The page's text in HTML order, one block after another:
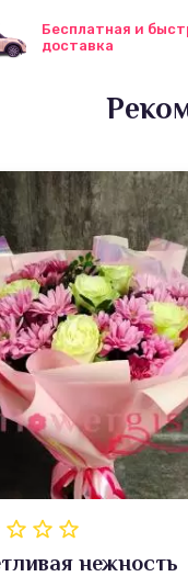
Бесплатная и
доставка
нежность